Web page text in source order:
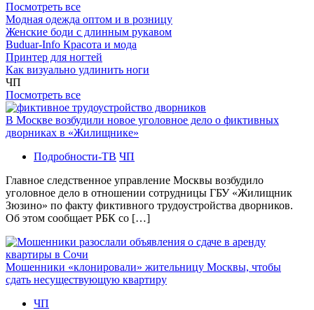
Посмотреть все
Модная одежда оптом и в розницу
Женские боди с длинным рукавом
Buduar-Info Красота и мода
Принтер для ногтей
Как визуально удлинить ноги
ЧП
Посмотреть все
В Москве возбудили новое уголовное дело о фиктивных
дворниках в «Жилищнике»
Подробности-ТВ ЧП
Главное следственное управление Москвы возбудило
уголовное дело в отношении сотрудницы ГБУ «Жилищник
Зюзино» по факту фиктивного трудоустройства дворников.
Об этом сообщает РБК со […]
Мошенники «клонировали» жительницу Москвы, чтобы
сдать несуществующую квартиру
ЧП